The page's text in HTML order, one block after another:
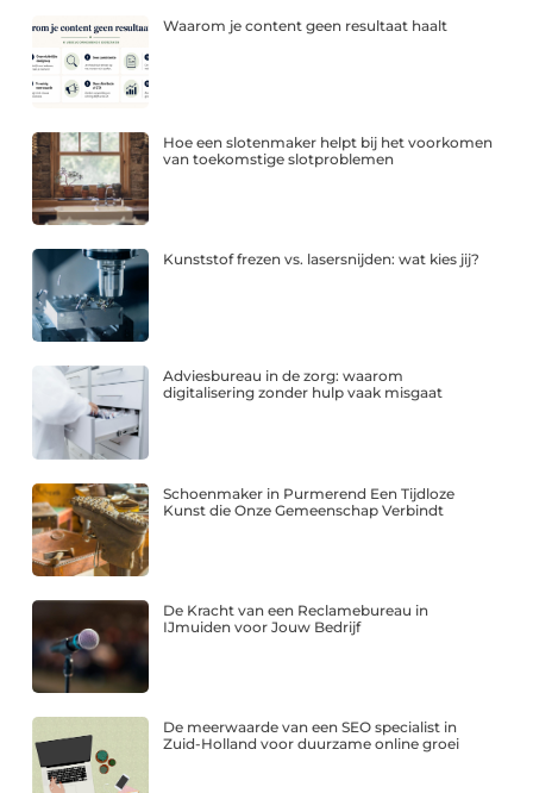
Waarom je content geen resultaat haalt
Hoe een slotenmaker helpt bij het voorkomen
van toekomstige slotproblemen
Kunststof frezen vs. lasersnijden: wat kies jij?
Adviesbureau in de zorg: waarom
digitalisering zonder hulp vaak misgaat
Schoenmaker in Purmerend Een Tijdloze
Kunst die Onze Gemeenschap Verbindt
De Kracht van een Reclamebureau in
IJmuiden voor Jouw Bedrijf
De meerwaarde van een SEO specialist in
Zuid-Holland voor duurzame online groei